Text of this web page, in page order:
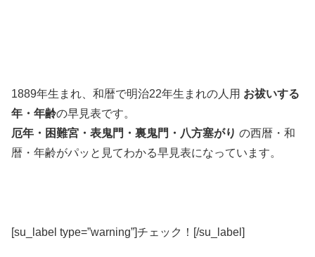
1889年生まれ、和暦で明治22年生まれの人用 お祓いする
年・年齢の早見表です。
厄年・困難宮・表鬼門・裏鬼門・八方塞がり の西暦・和
暦・年齢がパッと見てわかる早見表になっています。
[su_label type=”warning”]チェック！[/su_label]